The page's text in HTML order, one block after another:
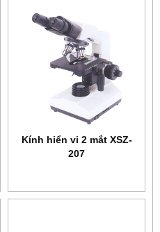
Kính hiển vi 2 mắt XSZ-
207